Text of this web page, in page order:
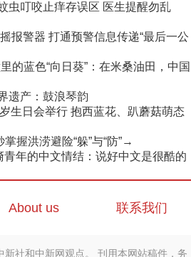
虫叮咬止痒存误区 医生提醒勿乱
报警器 打通预警信息传递“最后一公
的蓝色“向日葵”：在米桑油田，中国
遗产：鼓浪琴韵
生日会举行 抱西蓝花、趴蘑菇萌态
握洪涝避险“躲”与“防”→
年的中文情结：说好中文是很酷的
About us 联系我们
社和中新网观点。 刊用本网站稿件，务